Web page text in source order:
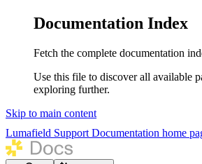
Documentation Index
Fetch the complete documentation
Use this file to discover all available
exploring further.
Skip to main content
Lumafield Support Documentation home